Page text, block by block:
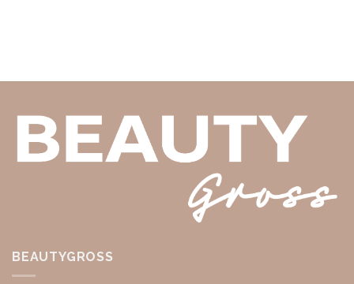
BEAUTYGROSS